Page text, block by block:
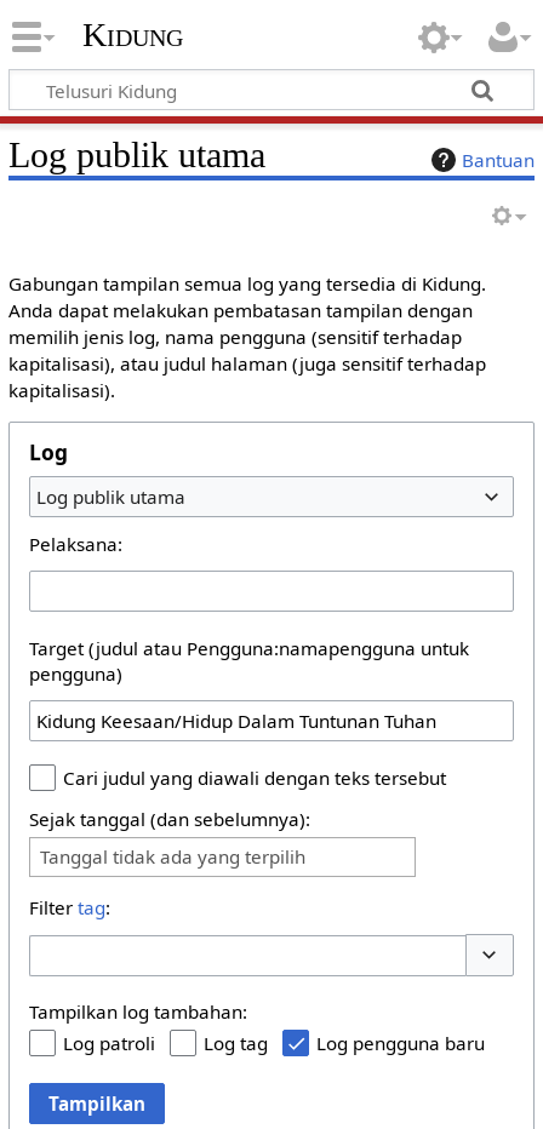
Kidung
Bantuan
Log publik utama
Gabungan tampilan semua log yang tersedia di Kidung.
Anda dapat melakukan pembatasan tampilan dengan
memilih jenis log, nama pengguna (sensitif terhadap
kapitalisasi), atau judul halaman (juga sensitif terhadap
kapitalisasi).
Log
Log publik utama
Pelaksana:
Target (judul atau Pengguna:namapengguna untuk
pengguna)
Cari judul yang diawali dengan teks tersebut
Sejak tanggal (dan sebelumnya):
Tanggal tidak ada yang terpilih
Filter tag:
Tampilkan log tambahan:
Log patroli
Log tag Log pengguna baru
Tampilkan